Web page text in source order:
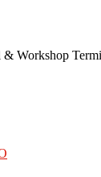
Workshop